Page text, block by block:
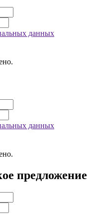
данных
данных
предложение